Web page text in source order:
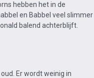
hebben het in de
en Babbel veel slimmer
balend achterblijft.
Er wordt weinig in